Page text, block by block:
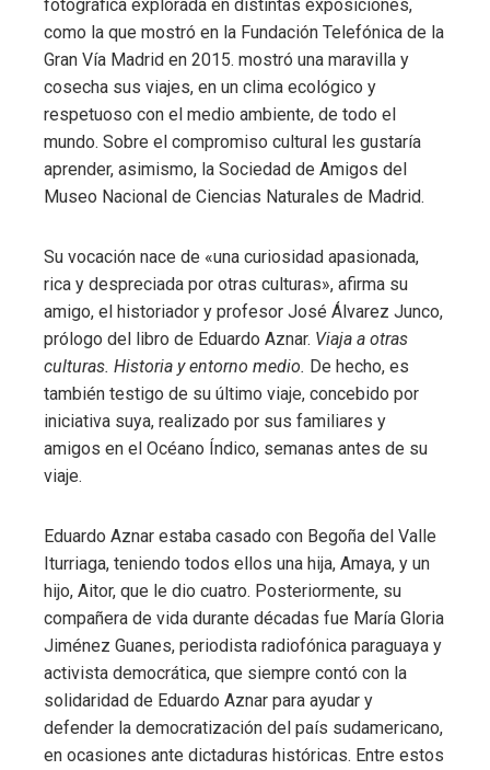
fotográfica explorada en distintas exposiciones,
como la que mostró en la Fundación Telefónica de la
Gran Vía Madrid en 2015. mostró una maravilla y
cosecha sus viajes, en un clima ecológico y
respetuoso con el medio ambiente, de todo el
mundo. Sobre el compromiso cultural les gustaría
aprender, asimismo, la Sociedad de Amigos del
Museo Nacional de Ciencias Naturales de Madrid.
Su vocación nace de «una curiosidad apasionada,
rica y despreciada por otras culturas», afirma su
amigo, el historiador y profesor José Álvarez Junco,
prólogo del libro de Eduardo Aznar. Viaja a otras
culturas. Historia y entorno medio. De hecho, es
también testigo de su último viaje, concebido por
iniciativa suya, realizado por sus familiares y
amigos en el Océano Índico, semanas antes de su
viaje.
Eduardo Aznar estaba casado con Begoña del Valle
Iturriaga, teniendo todos ellos una hija, Amaya, y un
hijo, Aitor, que le dio cuatro. Posteriormente, su
compañera de vida durante décadas fue María Gloria
Jiménez Guanes, periodista radiofónica paraguaya y
activista democrática, que siempre contó con la
solidaridad de Eduardo Aznar para ayudar y
defender la democratización del país sudamericano,
en ocasiones ante dictaduras históricas. Entre estos